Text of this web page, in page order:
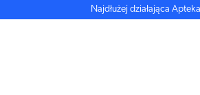
Najdłużej działająca